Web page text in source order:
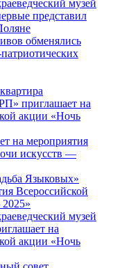
музей
представил
обменялись
приглашает на
акции «Ночь
на мероприятия
искусств —
Языковых»
Всероссийской
музей
на
акции «Ночь